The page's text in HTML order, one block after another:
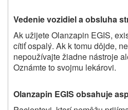
Vedenie vozidiel a obsluha
Ak užijete Olanzapin EGIS,
cítiť ospalý. Ak k tomu dôjde,
nepoužívajte žiadne nástroje
Oznámte to svojmu lekárovi.
Olanzapin EGIS obsahuje